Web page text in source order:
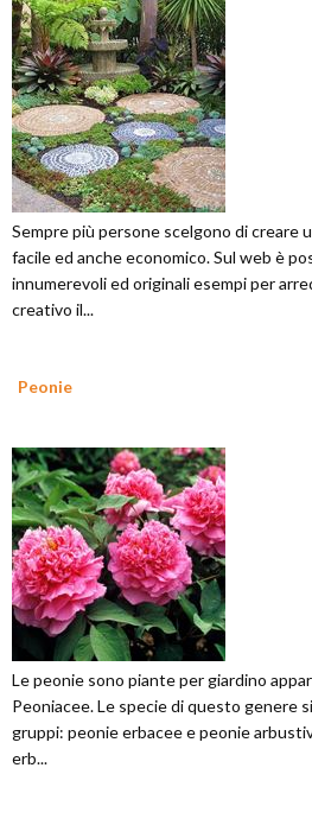
Sempre più persone scelgono di creare
facile ed anche economico. Sul web è
innumerevoli ed originali esempi per
creativo il...
Peonie
Le peonie sono piante per giardino
Peoniacee. Le specie di questo genere
gruppi: peonie erbacee e peonie
erb...